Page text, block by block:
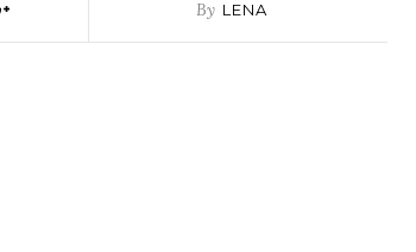
By LENA